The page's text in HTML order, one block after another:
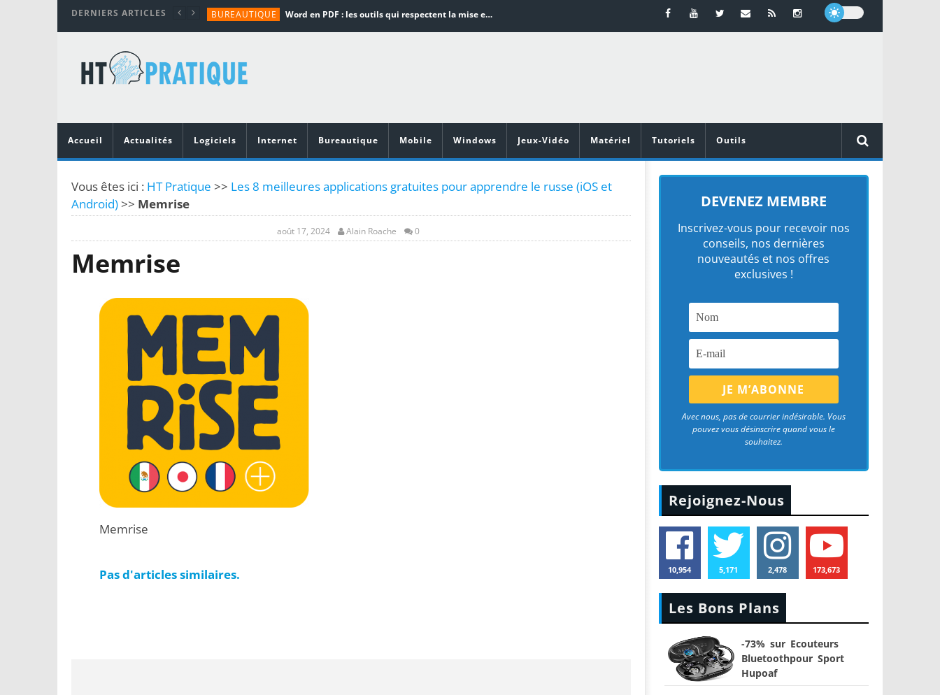
DERNIERS ARTICLES BUREAUTIQUE Word en PDF : les outils qui respectent la mise en page
TUTORIALS
MATÉRIEL
Vidéoprojecteurs Asus : Top 6 des meilleurs modèles de la marque
Accueil
Actualités Logiciels Internet Bureautique Mobile Windows Jeux-Vidéo Matériel Tutoriels Outils
Vous êtes ici : HT Pratique >> Les 8 meilleures applications gratuites pour apprendre le russe (iOS et
Android)>> Memrise
août 17, 2024 Alain Roache 0
Memrise
Memrise
Pas d'articles similaires.
DEVENEZ MEMBRE
Inscrivez-vous pour recevoir nos
conseils, nos dernières
nouveautés et nos offres
exclusives !
Avec nous, pas de courrier indésirable. Vous
pouvez vous désinscrire quand vous le
souhaitez.
Rejoignez-Nous
10,954 5,171 2,478 173,673
Les Bons Plans
-73% sur Ecouteurs
Bluetoothpour Sport
Hupoaf